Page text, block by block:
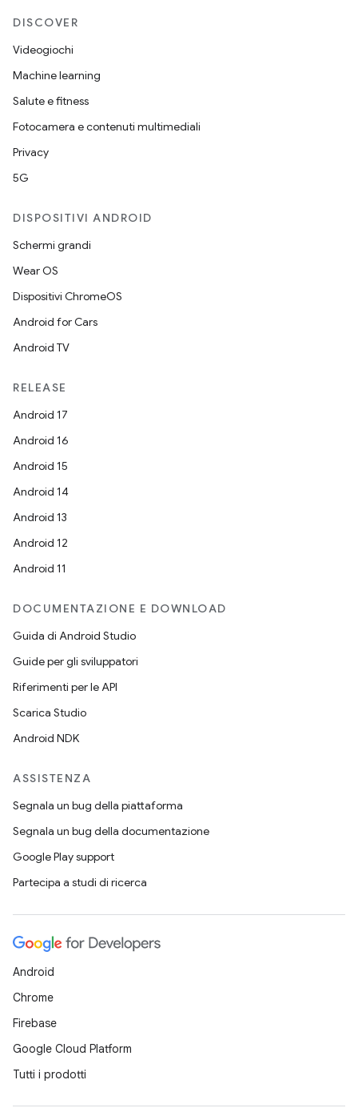
DISCOVER
Videogiochi
Machine learning
Salute e fitness
Fotocamera e contenuti multimediali
Privacy
5G
DISPOSITIVI ANDROID
Schermi grandi
Wear OS
Dispositivi ChromeOS
Android for Cars
Android TV
RELEASE
Android 17
Android 16
Android 15
Android 14
Android 13
Android 12
Android 11
DOCUMENTAZIONE E DOWNLOAD
Guida di Android Studio
Guide per gli sviluppatori
Riferimenti per le API
Scarica Studio
Android NDK
ASSISTENZA
Segnala un bug della piattaforma
Segnala un bug della documentazione
Google Play support
Partecipa a studi di ricerca
Android
Chrome
Firebase
Google Cloud Platform
Tutti i prodotti